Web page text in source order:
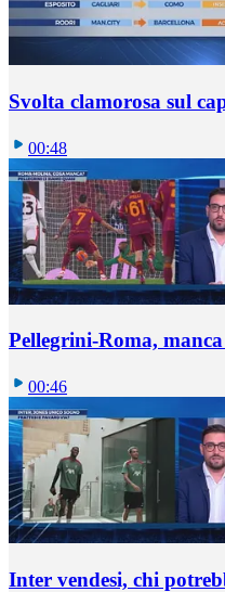
Svolta clamorosa sul
00:48
Pellegrini-Roma,
00:46
Inter vendesi, chi